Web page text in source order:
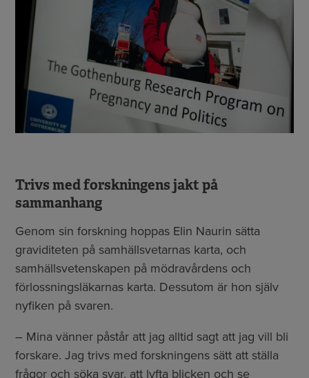
Trivs med forskningens jakt på
sammanhang
Genom sin forskning hoppas Elin Naurin sätta
graviditeten på samhällsvetarnas karta, och
samhällsvetenskapen på mödravårdens och
förlossningsläkarnas karta. Dessutom är hon själv
nyfiken på svaren.
– Mina vänner påstår att jag alltid sagt att jag vill bli
forskare. Jag trivs med forskningens sätt att ställa
frågor och söka svar, att lyfta blicken och se